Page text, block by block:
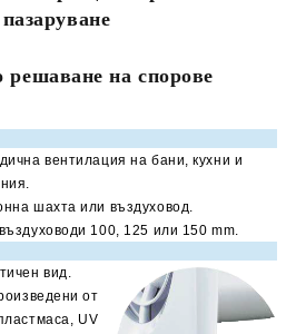
пазаруване
решаване на спорове
вентилация на бани, кухни и
шахта или въздуховод.
100, 125 или 150 mm.
вид.
от
UV